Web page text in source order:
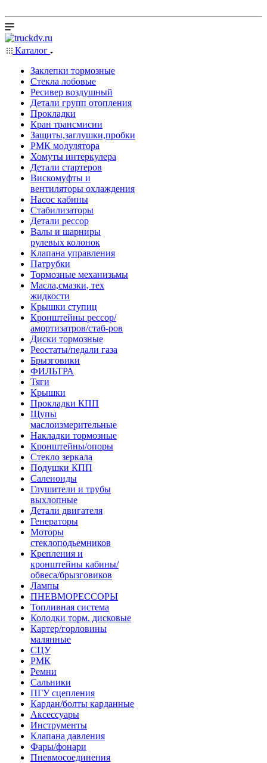
Каталог
Заклепки тормозные
Стекла лобовые
Ресивер воздушный
Детали групп отопления
Прокладки
Кран трансмисии
Защиты,заглушки,пробки
РМК модулятора
Хомуты интеркулера
Детали стартеров
Вискомуфты и
вентиляторы охлаждения
Насос кабины
Стабилизаторы
Детали рессор
Валы и шарниры
рулевых колонок
Клапана управления
Патрубки
Тормозные механизьмы
Масла,смазки, тех
жидкости
Крышки ступиц
Кронштейны рессор/
амортизатров/стаб-ров
Диски тормозные
Реостаты/педали газа
Брызговики
ФИЛЬТРА
Тяги
Крышки
Прокладки КПП
Щупы
маслоизмерительные
Накладки тормозные
Кронштейны/опоры
Стекло зеркала
Подушки КПП
Саленоиды
Глушители и трубы
выхлопные
Детали двигателя
Генераторы
Моторы
стеклоподьемников
Крепления и
кронштейны кабины/
обвеса/брызговиков
Лампы
ПНЕВМОРЕССОРЫ
Топливная система
Колодки торм. дисковые
Картер/горловины
малянные
СЦУ
РМК
Ремни
Сальники
ПГУ сцепления
Кардан/болты карданные
Аксессуары
Инструменты
Клапана давления
Фары/фонари
Пневмосоединения